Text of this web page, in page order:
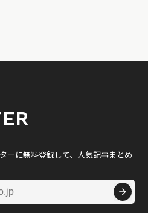
ーに無料登録して、人気記事まとめ